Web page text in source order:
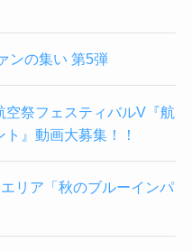
ンの集い 第5弾
祭フェスティバルV『航
』動画大募集！！
リア「秋のブルーインパ